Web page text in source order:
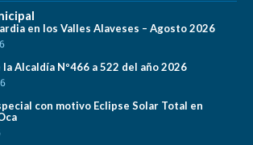
en los Valles Alaveses – Agosto 2026
Alcaldía Nº466 a 522 del año 2026
con motivo Eclipse Solar Total en